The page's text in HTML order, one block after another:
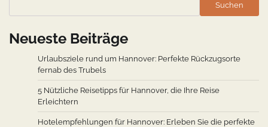
Suchen
Neueste Beiträge
Urlaubsziele rund um Hannover: Perfekte Rückzugsorte
fernab des Trubels
5 Nützliche Reisetipps für Hannover, die Ihre Reise
Erleichtern
Hotelempfehlungen für Hannover: Erleben Sie die perfekte